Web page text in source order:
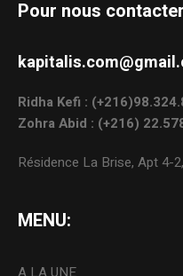
Pour nous contacter
Ridha Kefi :
Zohra Abid : (+216)
Résidence La Brise, Apt 4-
MENU: